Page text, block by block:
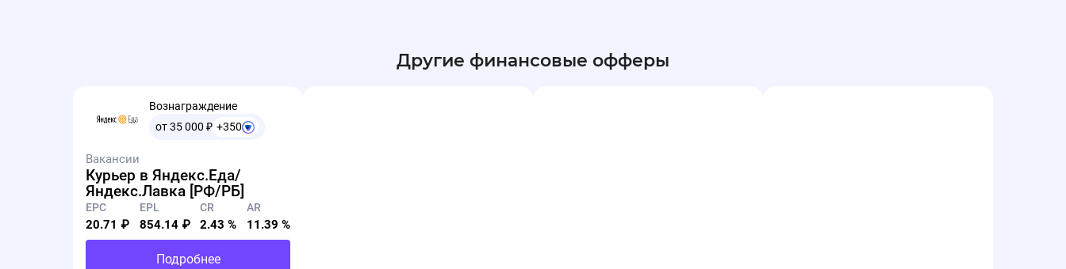
Другие финансовые офферы
Вознаграждение
от 35 000 ₽ +350
Вакансии
Курьер в Яндекс.Еда/
Яндекс.Лавка [РФ/РБ]
EPC
20.71 ₽
EPL
854.14 ₽
CR
2.43 %
AR
11.39 %
Подробнее